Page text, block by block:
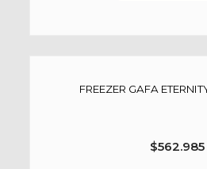
FREEZER GAFA
$562.985